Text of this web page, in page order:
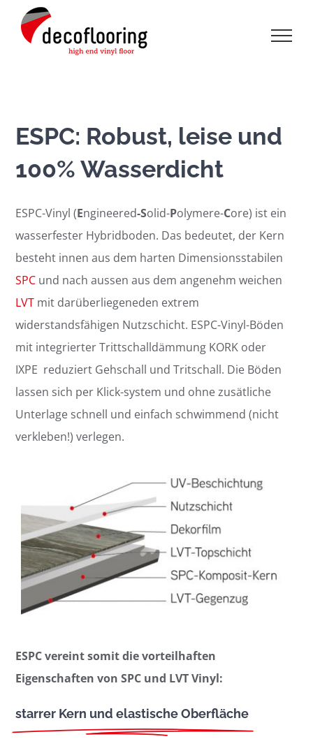
Inhalt
ESPC: Robust, leise und
100% Wasserdicht
ESPC-Vinyl (Engineered-Solid-Polymere-Core) ist ein
wasserfester Hybridboden. Das bedeutet, der Kern
besteht innen aus dem harten Dimensionsstabilen
SPC und nach aussen aus dem angenehm weichen
LVT mit darüberliegeneden extrem
widerstandsfähigen Nutzschicht. ESPC-Vinyl-Böden
mit integrierter Trittschalldämmung KORK oder
IXPE reduziert Gehschall und Tritschall. Die Böden
lassen sich per Klick-system und ohne zusätliche
Unterlage schnell und einfach schwimmend (nicht
verkleben!) verlegen.
ESPC vereint somit die vorteilhaften
Eigenschaften von SPC und LVT Vinyl:
starrer Kern und elastische Oberfläche